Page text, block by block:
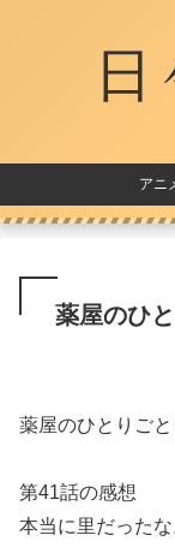
日
アニ
薬屋のひ
薬屋のひとりご
第41話の感想
本当に里だったな